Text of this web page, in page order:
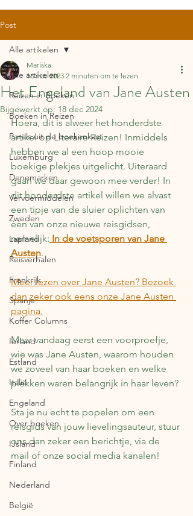
Post
Alle artikelen
Reizen in Boeken
Boeken in Reizen
Parels uit de boekenkast
Luxemburg
Denemarken
Vervoermiddelen
Zweden
Lapland
Reisverhalen
Frankrijk
Spanje
Koffer Columns
Ierland
Estland
Italië
Engeland
Over boeken
IJsland
Finland
Nederland
België
Alle artikelen
Het Engeland van Jane Austen
Mariska
16 nov 2023 2 minuten om te lezen
Bijgewerkt op: 18 dec 2024
Hoera, dit is alweer het honderdste
artikel op Literaire Reizen! Inmiddels
hebben we al een hoop mooie
boekige plekjes uitgelicht. Uiteraard
gaan we daar gewoon mee verder! In
dit honderdste artikel willen we alvast
een tipje van de sluier oplichten van
één van onze nieuwe reisgidsen,
namelijk: In de voetsporen van Jane
Austen.
Meer lezen over Jane Austen? Bezoek
dan zeker ook eens onze Jane Austen
pagina.
Maar vandaag eerst een voorproefje,
wie was Jane Austen, waarom houden
we zoveel van haar boeken en welke
plekken waren belangrijk in haar leven?
Sta je nu echt te popelen om een
reisgids van jouw lievelingsauteur, stuur
ons dan zeker een berichtje, via de
mail of onze social media kanalen!